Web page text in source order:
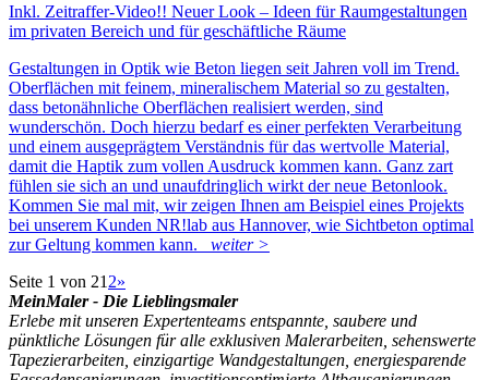
Inkl. Zeitraffer-Video!! Neuer Look – Ideen für Raumgestaltungen
im privaten Bereich und für geschäftliche Räume
Gestaltungen in Optik wie Beton liegen seit Jahren voll im Trend.
Oberflächen mit feinem, mineralischem Material so zu gestalten,
dass betonähnliche Oberflächen realisiert werden, sind
wunderschön. Doch hierzu bedarf es einer perfekten Verarbeitung
und einem ausgeprägtem Verständnis für das wertvolle Material,
damit die Haptik zum vollen Ausdruck kommen kann. Ganz zart
fühlen sie sich an und unaufdringlich wirkt der neue Betonlook.
Kommen Sie mal mit, wir zeigen Ihnen am Beispiel eines Projekts
bei unserem Kunden NR!lab aus Hannover, wie Sichtbeton optimal
zur Geltung kommen kann. weiter >
Seite 1 von 21 2»
MeinMaler - Die Lieblingsmaler
Erlebe mit unseren Expertenteams entspannte, saubere und
pünktliche Lösungen für alle exklusiven Malerarbeiten, sehenswerte
Tapezierarbeiten, einzigartige Wandgestaltungen, energiesparende